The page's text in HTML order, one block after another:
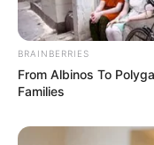
BRAINBERRIES
From Albinos To
Families